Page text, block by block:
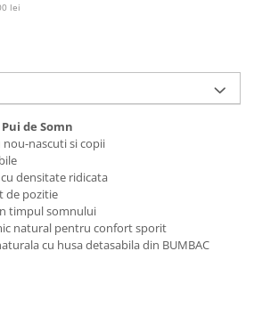
lei
de Somn
nascuti si copii
densitate ridicata
de pozitie
timpul somnului
natural pentru confort sporit
cu husa detasabila din BUMBAC